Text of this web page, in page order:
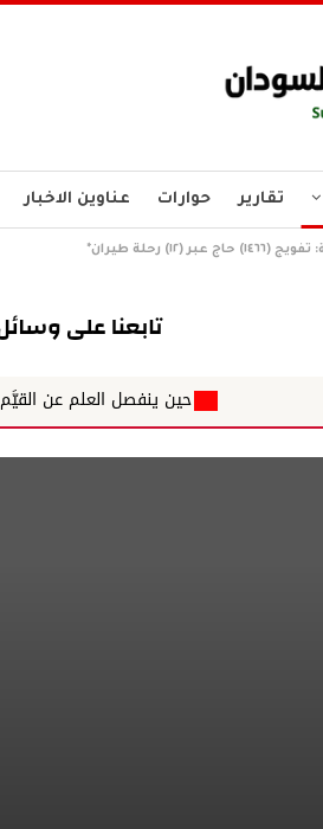
تقارير حوارات عناوين الاخبار
(١٢) رحلة طيران*
حين ينفصل العلم عن القيَّم… أزمة